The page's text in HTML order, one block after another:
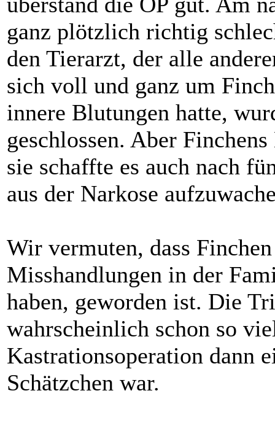
ganz plötzlich richtig
den Tierarzt, der alle
sich voll und ganz um
innere Blutungen hatte,
geschlossen. Aber
sie schaffte es auch nach
aus der Narkose
Wir vermuten, dass
Misshandlungen in der
haben, geworden ist. Die
wahrscheinlich schon so
Kastrationsoperation dann
Schätzchen war.